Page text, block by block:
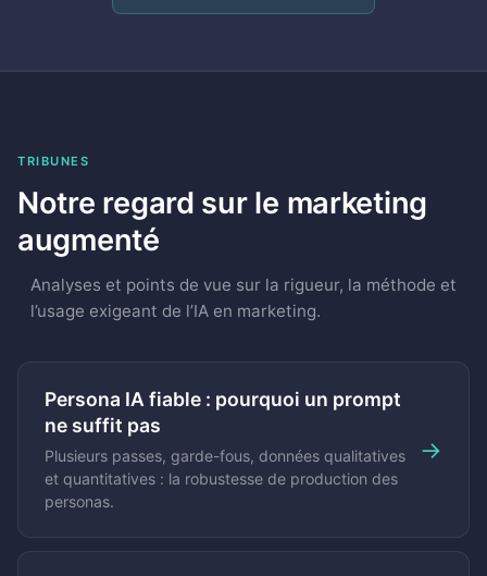
TRIBUNES
Notre regard sur le marketing
augmenté
Analyses et points de vue sur la rigueur, la méthode et
l’usage exigeant de l’IA en marketing.
Persona IA fiable : pourquoi un prompt
ne suffit pas
Plusieurs passes, garde-fous, données qualitatives
et quantitatives : la robustesse de production des
personas.
→